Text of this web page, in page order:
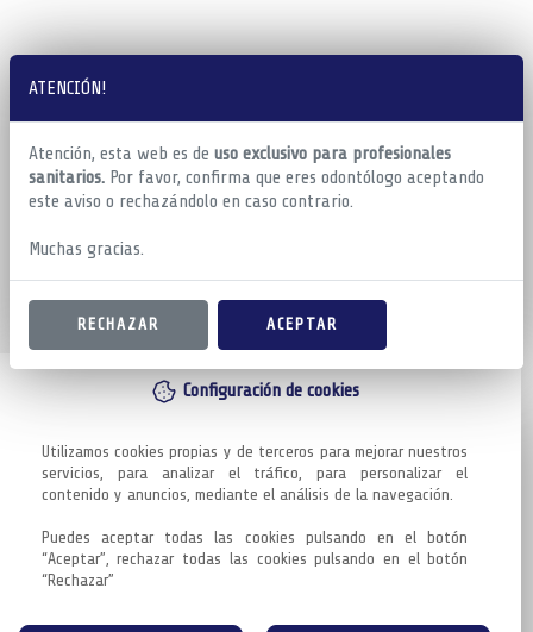
ATENCIÓN!
Atención, esta web es de uso exclusivo para profesionales
sanitarios. Por favor, confirma que eres odontólogo aceptando
este aviso o rechazándolo en caso contrario.
Muchas gracias.
RECHAZAR ACEPTAR
Configuración de cookies
Utilizamos cookies propias y de terceros para mejorar nuestros
servicios, para analizar el tráfico, para personalizar el
contenido y anuncios, mediante el análisis de la navegación.
Puedes aceptar todas las cookies pulsando en el botón
“Aceptar”, rechazar todas las cookies pulsando en el botón
“Rechazar”